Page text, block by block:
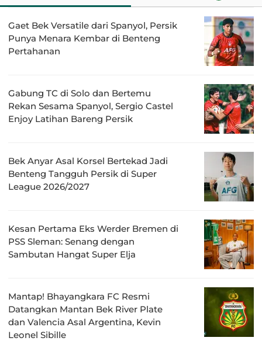
Gaet Bek Versatile dari Spanyol, Persik
Punya Menara Kembar di Benteng
Pertahanan
Gabung TC di Solo dan Bertemu
Rekan Sesama Spanyol, Sergio Castel
Enjoy Latihan Bareng Persik
Bek Anyar Asal Korsel Bertekad Jadi
Benteng Tangguh Persik di Super
League 2026/2027
Kesan Pertama Eks Werder Bremen di
PSS Sleman: Senang dengan
Sambutan Hangat Super Elja
Mantap! Bhayangkara FC Resmi
Datangkan Mantan Bek River Plate
dan Valencia Asal Argentina, Kevin
Leonel Sibille